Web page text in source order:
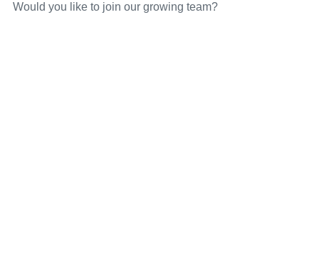
Would you like to join our growing team?